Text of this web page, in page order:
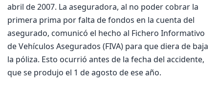
abril de 2007. La aseguradora, al no poder cobrar la
primera prima por falta de fondos en la cuenta del
asegurado, comunicó el hecho al Fichero Informativo
de Vehículos Asegurados (FIVA) para que diera de baja
la póliza. Esto ocurrió antes de la fecha del accidente,
que se produjo el 1 de agosto de ese año.